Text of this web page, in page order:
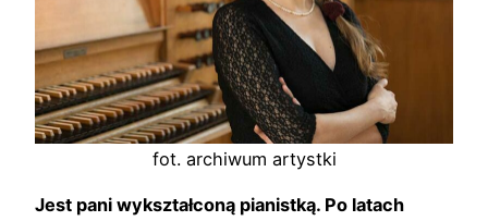
fot. archiwum artystki
Jest pani wykształconą pianistką. Po latach